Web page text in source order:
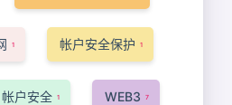
1 帐户安全保护 1
帐户安全 1 WEB3 7